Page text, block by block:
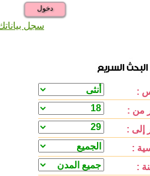
دخول
سجل
:
من :
إلى :
:
: